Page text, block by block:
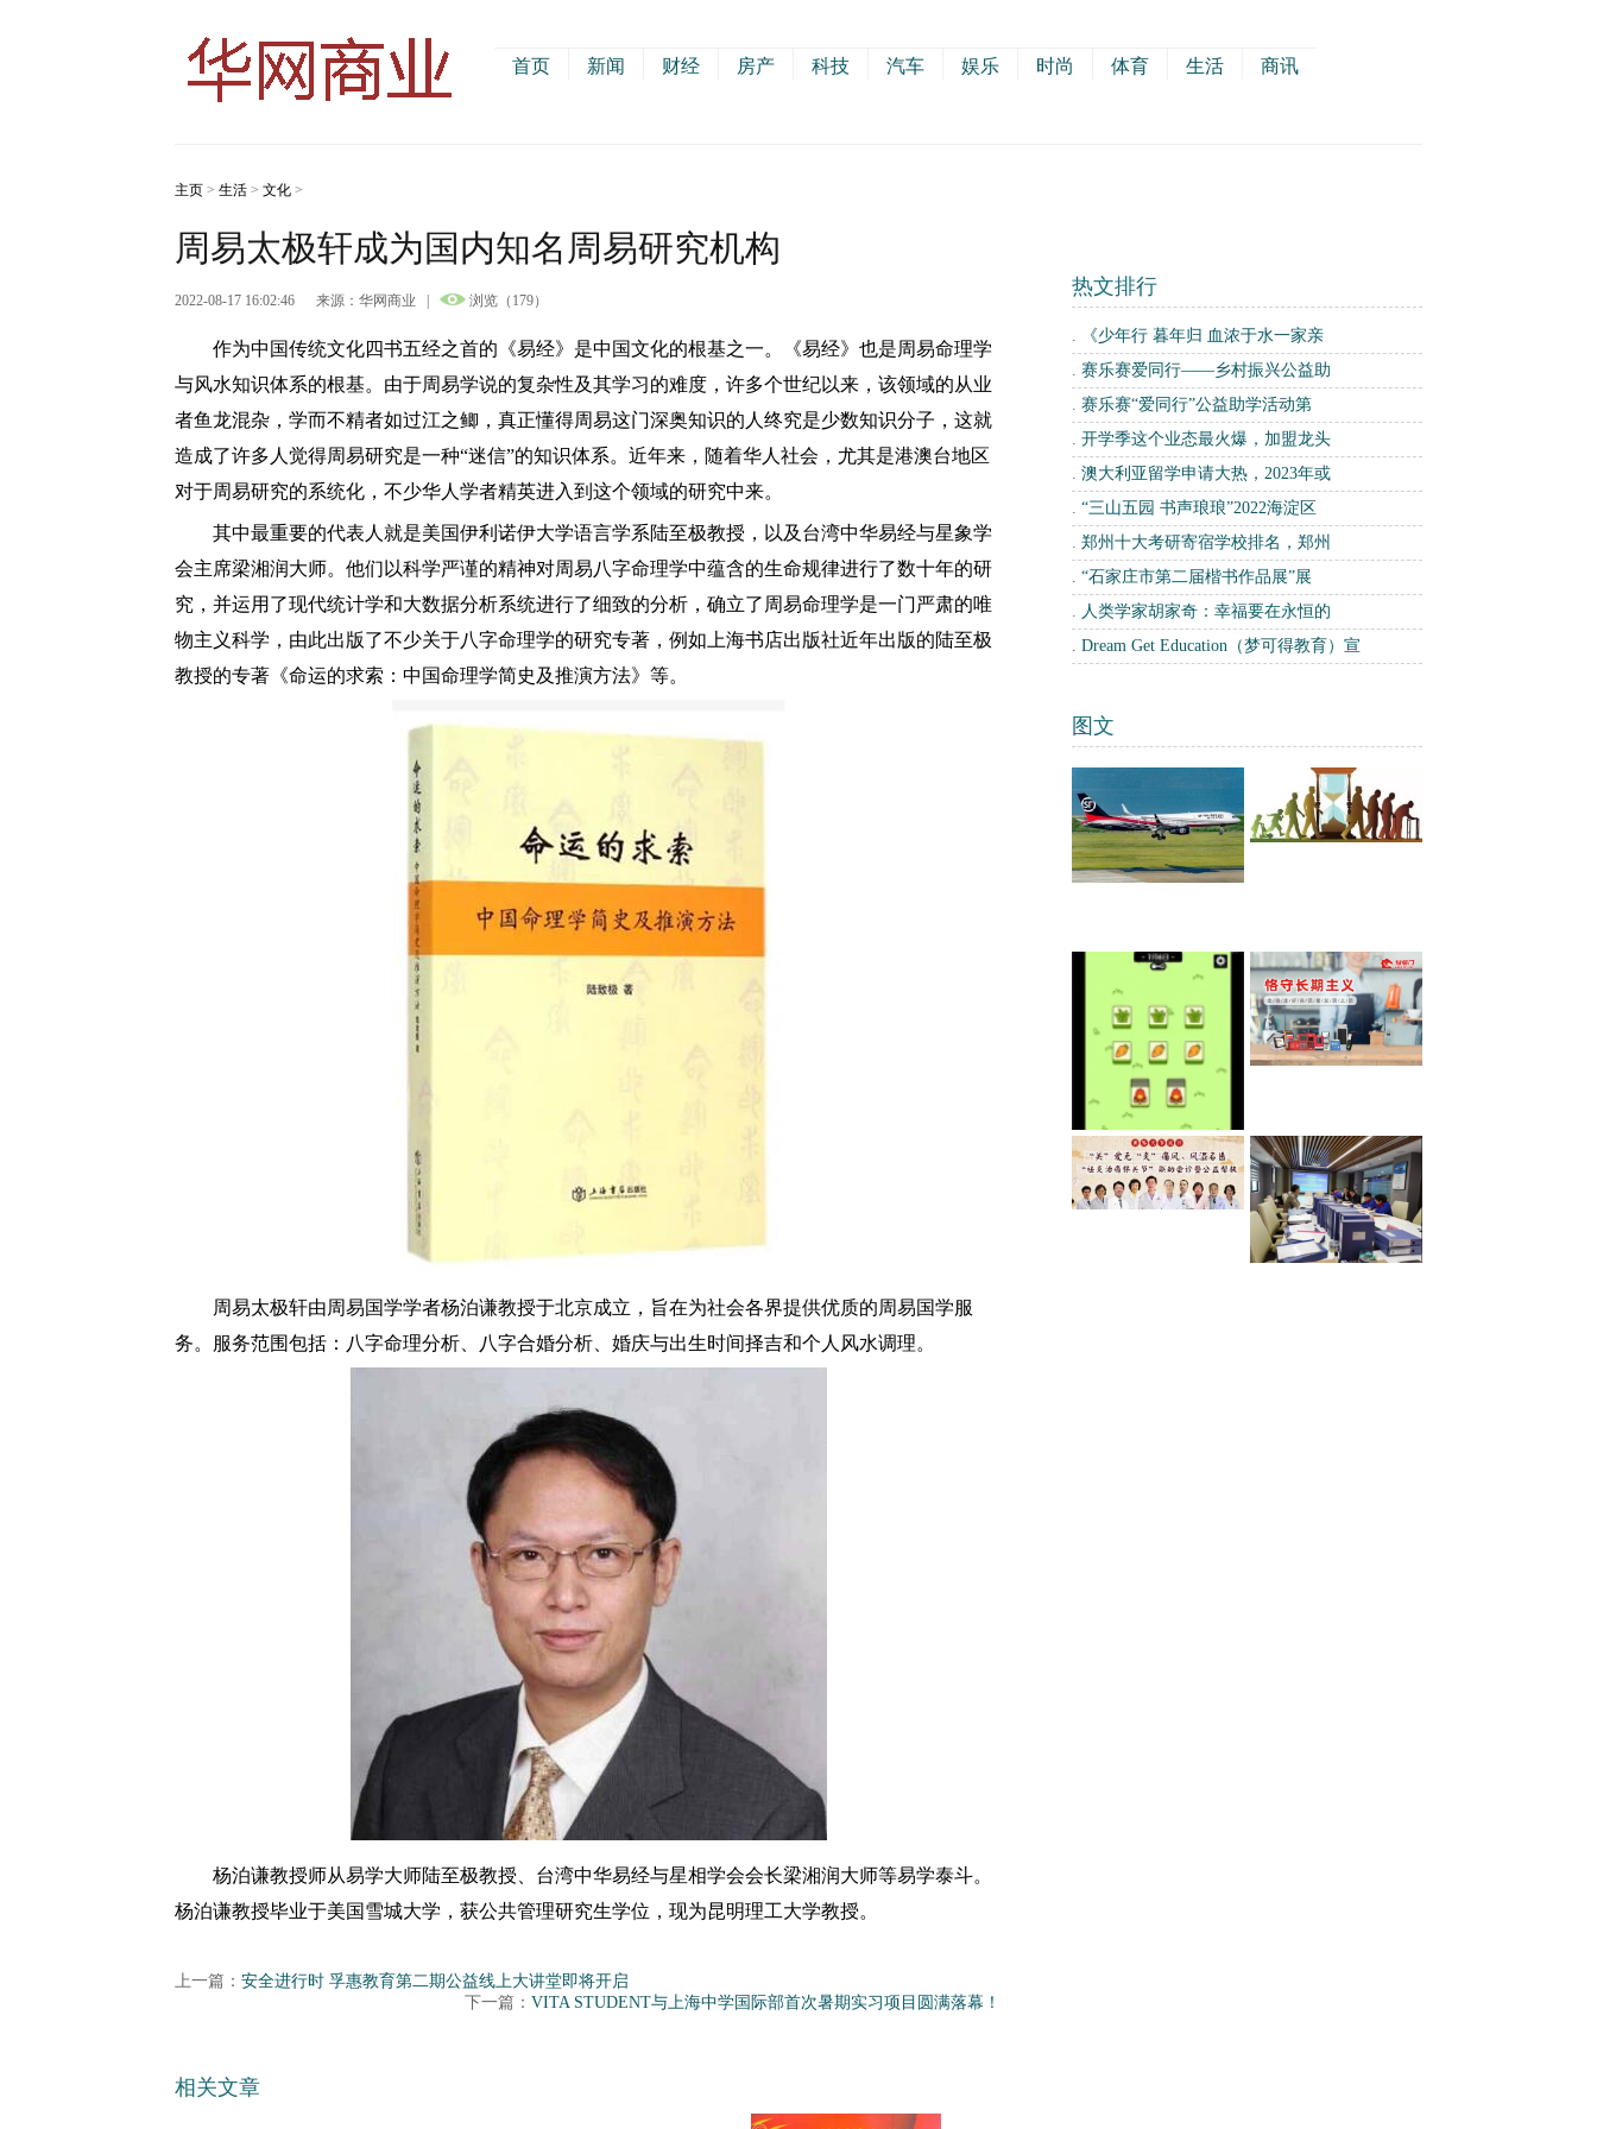
首页 新闻 财经 房产 科技 汽车 娱乐 时尚 体育 生活 商讯
主页 > 生活 > 文化 >
周易太极轩成为国内知名周易研究机构
2022-08-17 16:02:46 来源：华网商业 浏览（179）
作为中国传统文化四书五经之首的《易经》是中国文化的根基之一。《易经》也是周易命理学
与风水知识体系的根基。由于周易学说的复杂性及其学习的难度，许多个世纪以来，该领域的从业
者鱼龙混杂，学而不精者如过江之鲫，真正懂得周易这门深奥知识的人终究是少数知识分子，这就
造成了许多人觉得周易研究是一种“迷信”的知识体系。近年来，随着华人社会，尤其是港澳台地区
对于周易研究的系统化，不少华人学者精英进入到这个领域的研究中来。
其中最重要的代表人就是美国伊利诺伊大学语言学系陆至极教授，以及台湾中华易经与星象学
会主席梁湘润大师。他们以科学严谨的精神对周易八字命理学中蕴含的生命规律进行了数十年的研
究，并运用了现代统计学和大数据分析系统进行了细致的分析，确立了周易命理学是一门严肃的唯
物主义科学，由此出版了不少关于八字命理学的研究专著，例如上海书店出版社近年出版的陆至极
教授的专著《命运的求索：中国命理学简史及推演方法》等。
周易太极轩由周易国学学者杨泊谦教授于北京成立，旨在为社会各界提供优质的周易国学服
务。服务范围包括：八字命理分析、八字合婚分析、婚庆与出生时间择吉和个人风水调理。
杨泊谦教授师从易学大师陆至极教授、台湾中华易经与星相学会会长梁湘润大师等易学泰斗。
杨泊谦教授毕业于美国雪城大学，获公共管理研究生学位，现为昆明理工大学教授。
上一篇： 安全进行时 孚惠教育第二期公益线上大讲堂即将开启
下一篇： VITA STUDENT与上海中学国际部首次暑期实习项目圆满落幕！
相关文章
热文排行
.
《少年行 暮年归 血浓于水一家亲
. 赛乐赛爱同行——乡村振兴公益助
. 赛乐赛“爱同行”公益助学活动第
. 开学季这个业态最火爆，加盟龙头
. 澳大利亚留学申请大热，2023年或
. “三山五园 书声琅琅”2022海淀区
. 郑州十大考研寄宿学校排名，郑州
. “石家庄市第二届楷书作品展”展
. 人类学家胡家奇：幸福要在永恒的
. Dream Get Education（梦可得教育）宣
图文